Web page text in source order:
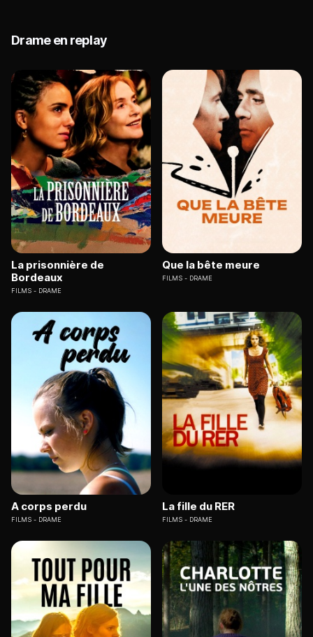
Drame en replay
La prisonnière de
Bordeaux
FILMS DRAME
Que la bête meure
FILMS DRAME
A corps perdu
FILMS DRAME
La fille du RER
FILMS DRAME